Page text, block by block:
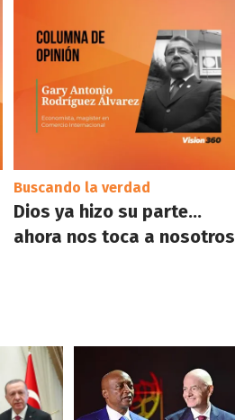
Buscando la verdad
Dios ya hizo su parte…
ahora nos toca a nosotros